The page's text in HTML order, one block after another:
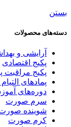
بستن
دسته‌های محصولات
آرایشی و
پکیج اقتصادی
پکیج مراقبت
پمادهای
دوره‌های
سرم صورت
شوینده
کرم صورت